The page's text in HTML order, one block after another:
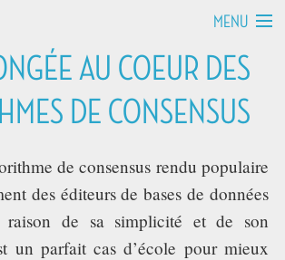
MENU
AU COEUR DES
DE CONSENSUS
de consensus rendu populaire
des éditeurs de bases de données
raison de sa simplicité et de son
un parfait cas d’école pour mieux